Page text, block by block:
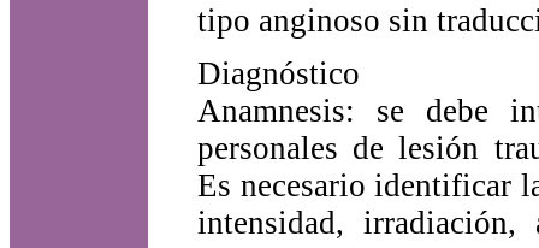
tipo anginoso sin
Diagnóstico
Anamnesis: se debe
personales de lesión
Es necesario identificar
intensidad,